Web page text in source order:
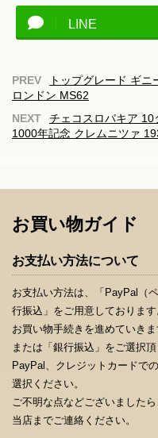
LINE
トップグレード ギ
ロンドン MS62
チェコスロバキア 10
1000年記念 クレムニツァ
お買い物ガイド
お支払い方法について
お支払い方法は、「PayPal（
行振込」をご用意しております
お買い物手続きを進めていき
または「銀行振込」をご選択頂
PayPal、クレジットカードで
選択ください。
ご不明な点などございました
当店までご連絡ください。